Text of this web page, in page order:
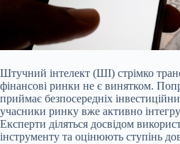
Штучний інтелект (ШІ) стрімко
фінансові ринки не є винятком.
приймає безпосередніх
учасники ринку вже активно
Експерти діляться досвідом
інструменту та оцінюють ступінь